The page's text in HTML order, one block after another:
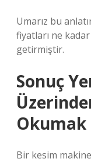
Umarız bu
fiyatları ne
getirmiştir.
Sonuç
Okumak
Bir kesim